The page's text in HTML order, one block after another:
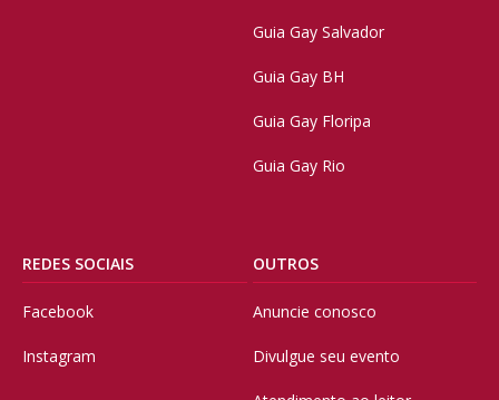
Guia Gay Salvador
Guia Gay BH
Guia Gay Floripa
Guia Gay Rio
REDES SOCIAIS
Facebook
Instagram
OUTROS
Anuncie conosco
Divulgue seu evento